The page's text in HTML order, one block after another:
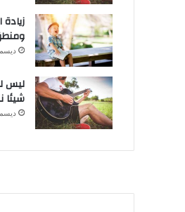
ديسمبر 21,
ليس
شيئا
ديسمبر 21,